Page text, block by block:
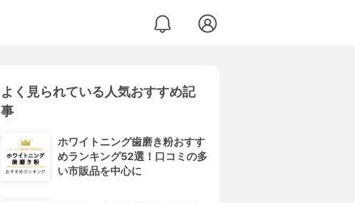
よく見られている人気おすすめ記
事
ホワイトニング歯磨き粉おすす
めランキング52選！口コミの多
い市販品を中心に